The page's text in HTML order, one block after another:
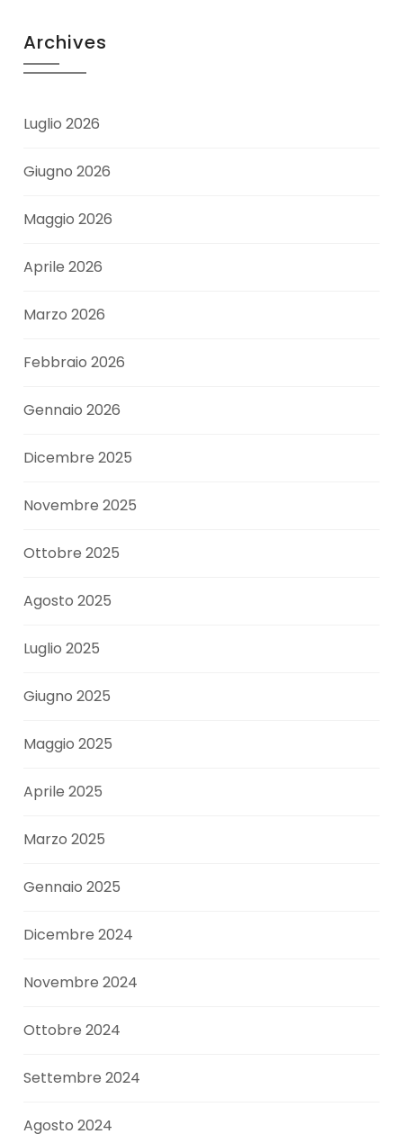
Archives
Luglio 2026
Giugno 2026
Maggio 2026
Aprile 2026
Marzo 2026
Febbraio 2026
Gennaio 2026
Dicembre 2025
Novembre 2025
Ottobre 2025
Agosto 2025
Luglio 2025
Giugno 2025
Maggio 2025
Aprile 2025
Marzo 2025
Gennaio 2025
Dicembre 2024
Novembre 2024
Ottobre 2024
Settembre 2024
Agosto 2024